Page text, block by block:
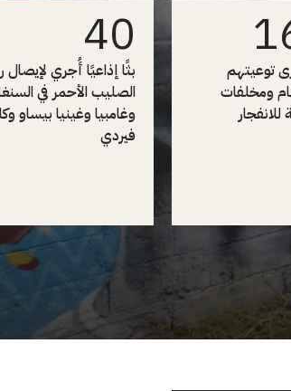
توعيتهم
ومخلفات
للانفجار
40
بثًا إذاعيًا أُجري
الصليب الأحمر في
وغامبيا وغينيا بيساو
فيردي